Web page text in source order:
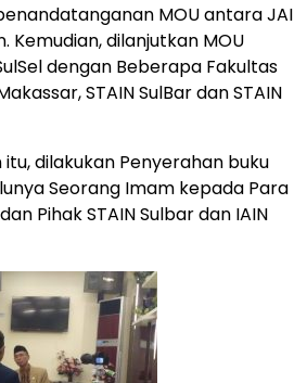
MOU antara JAI
Kemudian, dilanjutkan MOU
dengan Beberapa Fakultas
STAIN SulBar dan STAIN
dilakukan Penyerahan buku
Seorang Imam kepada Para
Pihak STAIN Sulbar dan IAIN